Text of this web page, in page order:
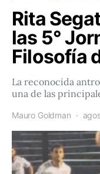
Rita
las 5°
Filosofía
La reconocida
una de las
Mauro Goldman